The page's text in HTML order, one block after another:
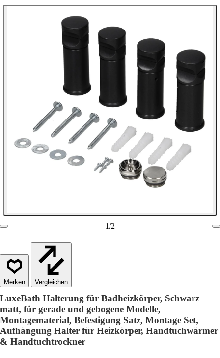
1/2
Vergleichen
LuxeBath Halterung für Badheizkörper, Schwarz
matt, für gerade und gebogene Modelle,
Montagematerial, Befestigung Satz, Montage Set,
Aufhängung Halter für Heizkörper, Handtuchwärmer
& Handtuchtrockner